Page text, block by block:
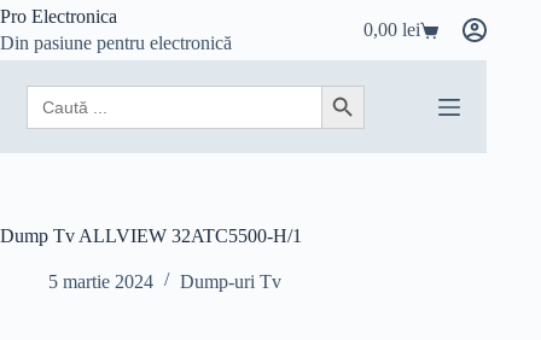
Sari
conținut
Pro Electronica
Din pasiune pentru electronică
Coș
de
cumpărături
0,00lei
Search
for:
Search Button
Dump Tv ALLVIEW 32ATC5500-H/1
5 martie 2024 Dump-uri Tv